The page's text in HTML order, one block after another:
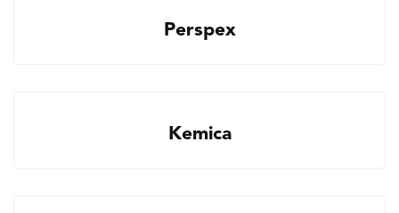
Perspex
Kemica